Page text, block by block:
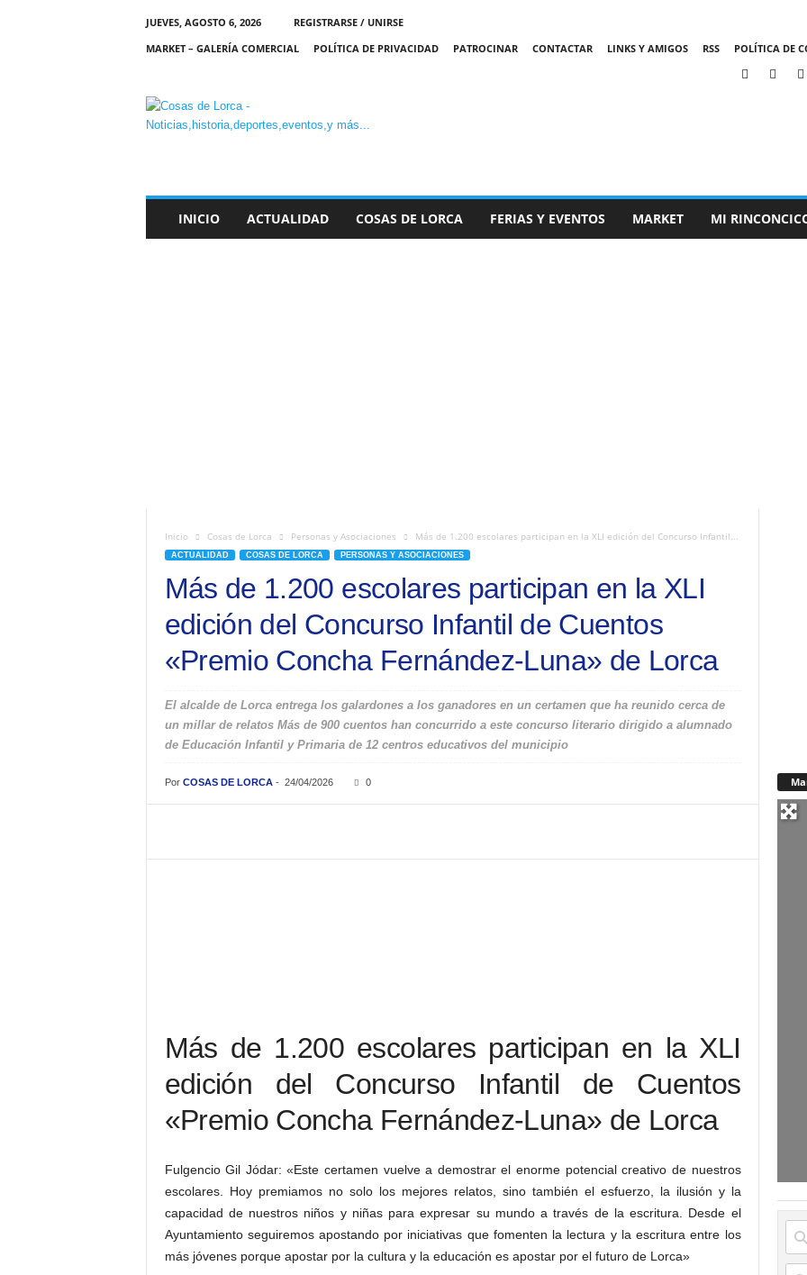
JUEVES, AGOSTO 6, 2026
REGISTRARSE / UNIRSE
MARKET – GALERÍA COMERCIAL
POLÍTICA DE PRIVACIDAD PATROCINAR CONTACTAR LINKS Y AMIGOS RSS POLÍTICA DE
C
O
S
INICIO ACTUALIDAD COSAS DE LORCA FERIAS Y EVENTOS MARKET MI
Inicio Cosas de Lorca Personas y Asociaciones Más de 1.200 escolares participan en la XLI edición del Concurso Infantil...
ACTUALIDAD COSAS DE LORCA PERSONAS Y ASOCIACIONES
Más de 1.200 escolares participan en la XLI
edición del Concurso Infantil de Cuentos
«Premio Concha Fernández-Luna» de Lorca
El alcalde de Lorca entrega los galardones a los ganadores en un certamen que ha reunido cerca de
un millar de relatos Más de 900 cuentos han concurrido a este concurso literario dirigido a alumnado
de Educación Infantil y Primaria de 12 centros educativos del municipio
Por COSAS DE LORCA- 24/04/2026 0
Más de 1.200 escolares participan en la XLI
edición del Concurso Infantil de Cuentos
«Premio Concha Fernández-Luna» de Lorca
Fulgencio Gil Jódar: «Este certamen vuelve a demostrar el enorme potencial creativo de nuestros
escolares. Hoy premiamos no solo los mejores relatos, sino también el esfuerzo, la ilusión y la
capacidad de nuestros niños y niñas para expresar su mundo a través de la escritura. Desde el
Ayuntamiento seguiremos apostando por iniciativas que fomenten la lectura y la escritura entre los
más jóvenes porque apostar por la cultura y la educación es apostar por el futuro de Lorca»